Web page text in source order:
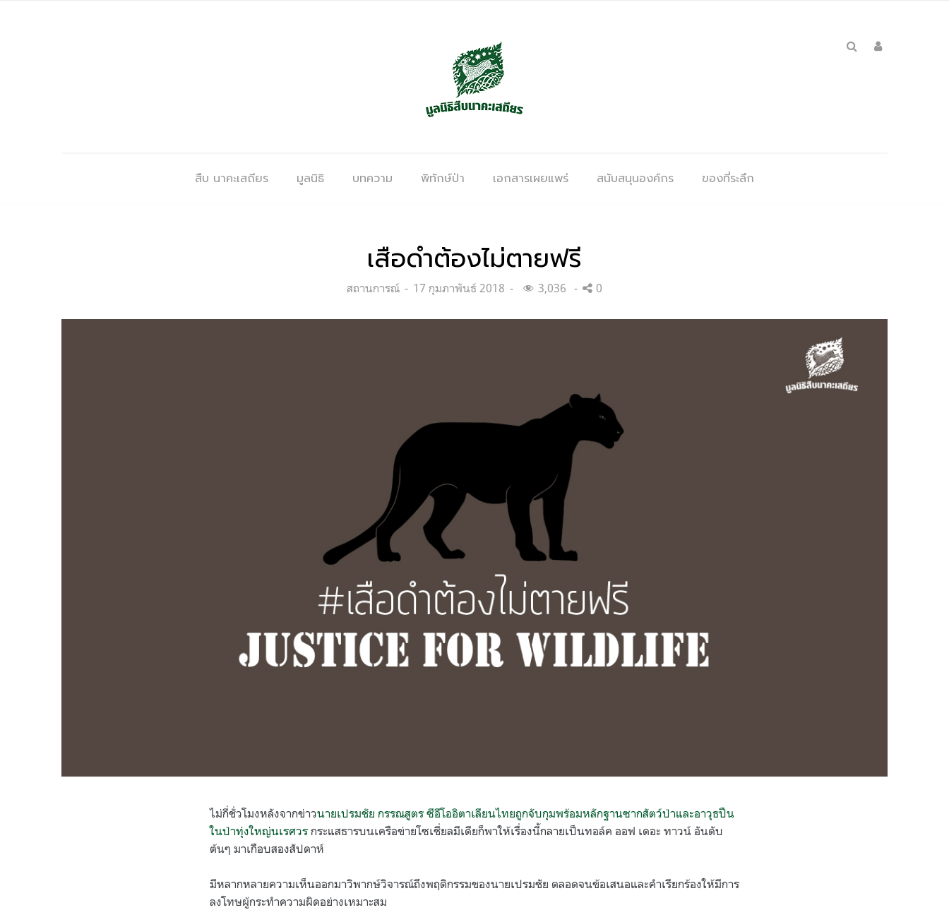
สืบ นาคะเสถียร มูลนิธิ บทความ พิทักษ์ป่า เอกสารเผยแพร่ สนับสนุนองค์กร ของที่ระลึก
เสือดำต้องไม่ตายฟรี
Categories:
สถานการณ์
Posted
17 กุมภาพันธ์ 2018 3,036 0
ไม่กี่ชั่วโมงหลังจากข่าวนายเปรมชัย กรรณสูตร ซีอีโออิตาเลียนไทยถูกจับกุมพร้อมหลักฐานซากสัตว์ป่าและอาวุธปืน
ในป่าทุ่งใหญ่นเรศวร กระแสธารบนเครือข่ายโซเชี่ยลมีเดียก็พาให้เรื่องนี้กลายเป็นทอล์ค ออฟ เดอะ ทาวน์ อันดับ
ต้นๆ มาเกือบสองสัปดาห์
มีหลากหลายความเห็นออกมาวิพากษ์วิจารณ์ถึงพฤติกรรมของนายเปรมชัย ตลอดจนข้อเสนอและคำเรียกร้องให้มีการ
ลงโทษผู้กระทำความผิดอย่างเหมาะสม